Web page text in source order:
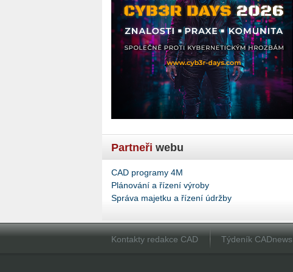
Partneři webu
CAD programy 4M
Plánování a řízení výroby
Správa majetku a řízení údržby
Kontakty redakce CAD Týdeník CADnews